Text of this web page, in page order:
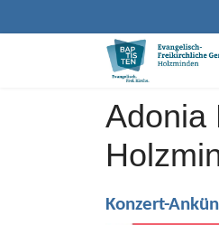
Adonia
Konzert-